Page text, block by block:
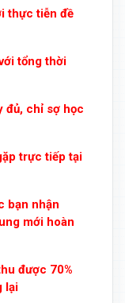
thực tiễn đề
tổng thời
đủ, chỉ sợ học
trực tiếp tại
bạn nhận
mới hoàn
được 70%
lại